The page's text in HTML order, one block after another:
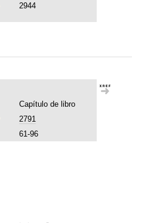
2944
Capítulo de libro
2791
61-96